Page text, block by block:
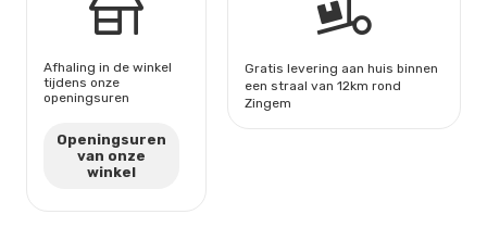
Afhaling in de winkel
tijdens onze
openingsuren
Openingsuren
van onze
winkel
Gratis levering aan huis binnen
een straal van 12km rond
Zingem